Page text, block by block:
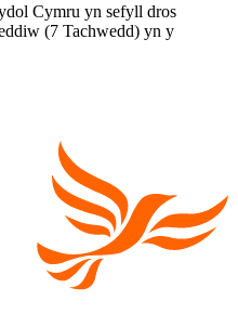
Cymru yn sefyll dros
(7 Tachwedd) yn y